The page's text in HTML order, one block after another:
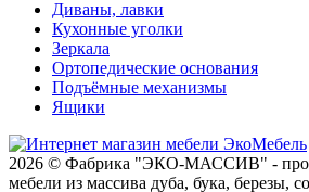
Диваны, лавки
Кухонные уголки
Зеркала
Ортопедические основания
Подъёмные механизмы
Ящики
2026 © Фабрика "ЭКО-МАССИВ" -
мебели из массива дуба, бука, березы,